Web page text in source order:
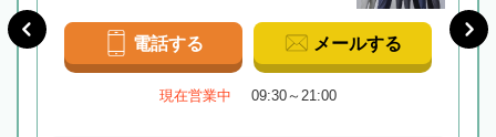
電話する メールする
現在営業中 09:30～21:00